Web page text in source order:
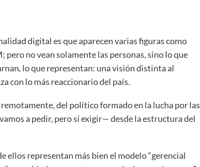
digital es que aparecen varias figuras como
pero no vean solamente las personas, sino lo que
lo que representan: una visión distinta al
con lo más reaccionario del país.
del político formado en la lucha por las
a pedir, pero sí exigir— desde la estructura del
ellos representan más bien el modelo “gerencial